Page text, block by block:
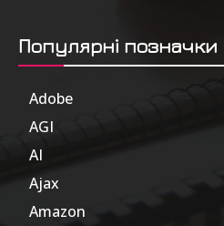
Популярні позначки
Adobe
AGI
AI
Ajax
Amazon